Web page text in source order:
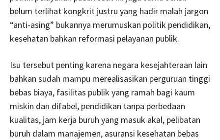
belum terlihat kongkrit justru yang hadir malah jargon
“anti-asing” bukannya merumuskan politik pendidikan,
kesehatan bahkan reformasi pelayanan publik.
Isu tersebut penting karena negara kesejahteraan lain
bahkan sudah mampu merealisasikan perguruan tinggi
bebas biaya, fasilitas publik yang ramah bagi kaum
miskin dan difabel, pendidikan tanpa perbedaan
kualitas, jam kerja buruh yang masuk akal, pelibatan
buruh dalam manajemen, asuransi kesehatan bebas